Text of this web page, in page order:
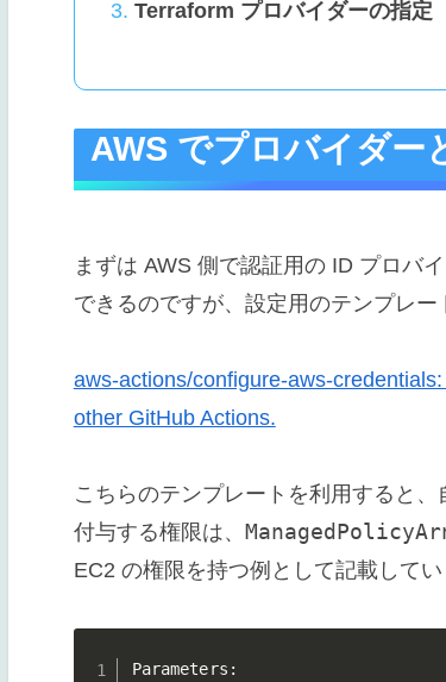
Terraform プロバイダーの指定
AWS でプロバイダー
まずは AWS 側で認証用の ID プロバ
できるのですが、設定用のテンプレー
aws-actions/configure-aws-
other GitHub Actions.
こちらのテンプレートを利用すると
付与する権限は、
EC2 の権限を持つ例として記載してい
Parameters: